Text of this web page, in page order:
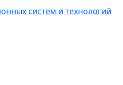
систем и технологий